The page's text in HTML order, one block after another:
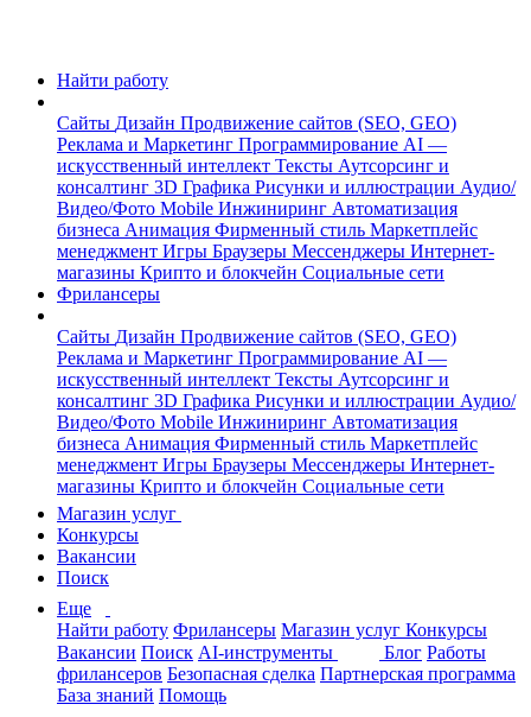
Найти работу
Сайты Дизайн Продвижение сайтов (SEO, GEO)
Реклама и Маркетинг Программирование AI —
искусственный интеллект Тексты Аутсорсинг и
консалтинг 3D Графика Рисунки и иллюстрации Аудио/
Видео/Фото Mobile Инжиниринг Автоматизация
бизнеса Анимация Фирменный стиль Маркетплейс
менеджмент Игры Браузеры Мессенджеры Интернет-
магазины Крипто и блокчейн Социальные сети
Фрилансеры
Сайты Дизайн Продвижение сайтов (SEO, GEO)
Реклама и Маркетинг Программирование AI —
искусственный интеллект Тексты Аутсорсинг и
консалтинг 3D Графика Рисунки и иллюстрации Аудио/
Видео/Фото Mobile Инжиниринг Автоматизация
бизнеса Анимация Фирменный стиль Маркетплейс
менеджмент Игры Браузеры Мессенджеры Интернет-
магазины Крипто и блокчейн Социальные сети
Магазин услуг
Конкурсы
Вакансии
Поиск
Еще
Найти работу Фрилансеры Магазин услуг Конкурсы
Вакансии Поиск AI-инструменты Блог Работы
фрилансеров Безопасная сделка Партнерская программа
База знаний Помощь